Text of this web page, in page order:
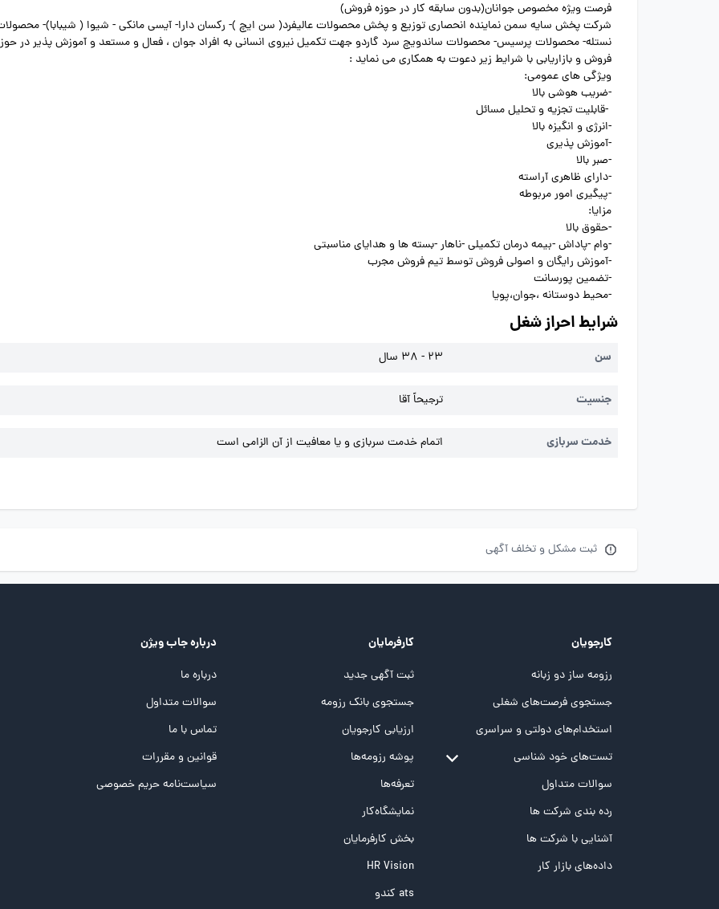
فرصت ویژه مخصوص جوانان(بدون سابقه کار در حوزه فروش)
شرکت پخش سایه سمن نماینده انحصاری توزیع و پخش محصولات عالیفرد( سن ایچ )- رکسان دارا- آیسی مانکی - شیوا ( شیبابا)-
نستله- محصولات پرسیس- محصولات ساندویچ سرد گاردو جهت تکمیل نیروی انسانی به افراد جوان ، فعال و مستعد و آموزش پذیر در
فروش و بازاریابی با شرایط زیر دعوت به همکاری می نماید :
ویژگی های عمومی:
-ضریب هوشی بالا
-قابلیت تجزیه و تحلیل مسائل
-انرژی و انگیزه بالا
-آموزش پذیری
-صبر بالا
-دارای ظاهری آراسته
-پیگیری امور مربوطه
مزایا:
-حقوق بالا
-وام -پاداش -بیمه درمان تکمیلی -ناهار -بسته ها و هدایای مناسبتی
-آموزش رایگان و اصولی فروش توسط تیم فروش مجرب
-تضمین پورسانت
-محیط دوستانه ،جوان،پویا
شرایط احراز شغل
سن 23 - 38 سال
جنسیت ترجیحاً آقا
خدمت سربازی اتمام خدمت سربازی و یا معافیت از آن الزامی است
ثبت مشکل و تخلف آگهی
کارجویان
رزومه ساز دو زبانه
جستجوی فرصت‌های شغلی
استخدام‌های دولتی و سراسری
تست‌های خود شناسی
تست MBTI
تست تیپ سنجی شغلی Holland
تست NEO
تست هوش های چندگانه
سوالات متداول
رده بندی شرکت ها
آشنایی با شرکت ها
داده‌های بازار کار
کارفرمایان
ثبت آگهی جدید
جستجوی بانک رزومه
ارزیابی کارجویان
پوشه‌‌ رزومه‌ها
تعرفه‌ها
نمایشگاه‌کار
بخش کارفرمایان
HR Vision
ats کندو
درباره جاب ویژن
درباره ما
سوالات متداول
تماس با ما
قوانین و مقررات
سیاست‌نامه حریم خصوصی